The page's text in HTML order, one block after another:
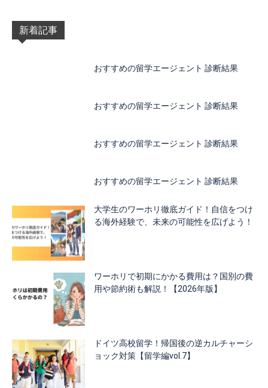
新着記事
おすすめの留学エージェント 診断結果
おすすめの留学エージェント 診断結果
おすすめの留学エージェント 診断結果
おすすめの留学エージェント 診断結果
大学生のワーホリ徹底ガイド！自信をつけ
る海外経験で、未来の可能性を広げよう！
ワーホリで初期にかかる費用は？国別の費
用や節約術も解説！【2026年版】
ドイツ高校留学！帰国後の逆カルチャーシ
ョック対策【留学編vol.7】